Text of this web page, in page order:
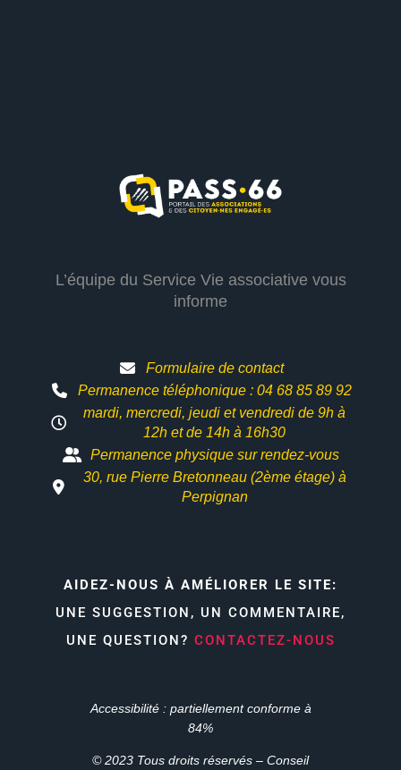
L’équipe du Service Vie associative vous
informe
Formulaire de contact
Permanence téléphonique : 04 68 85 89 92
mardi, mercredi, jeudi et vendredi de 9h à
12h etde 14h à 16h30
Permanence physique sur rendez-vous
30, rue Pierre Bretonneau (2ème étage) à
Perpignan
AIDEZ-NOUS À AMÉLIORER LE SITE:
UNE SUGGESTION, UN COMMENTAIRE,
UNE QUESTION? CONTACTEZ-NOUS
Accessibilité : partiellement conforme à
84%
© 2023 Tous droits réservés – Conseil